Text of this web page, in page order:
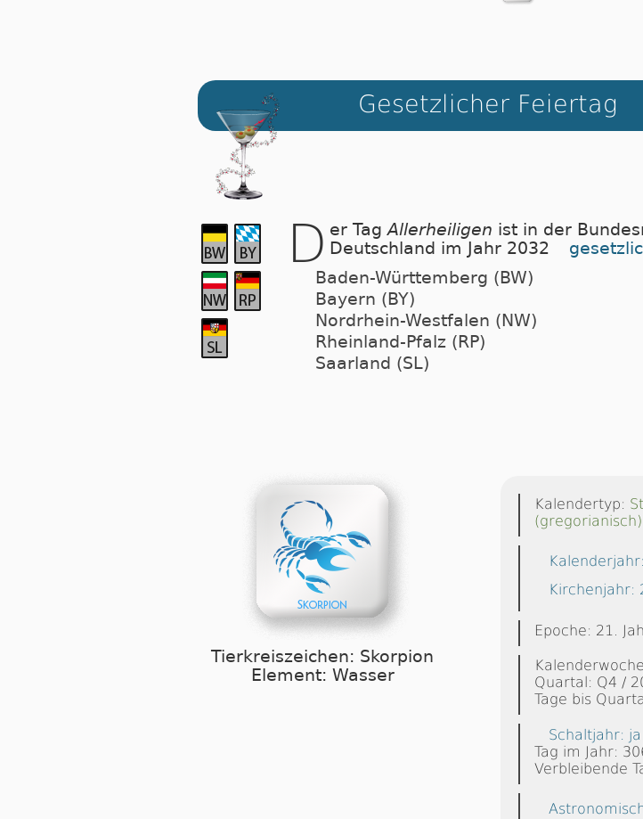
Gesetzlicher Feiertag
D er TagAllerheiligen ist in der
Deutsch­land im Jahr 2032
Baden-Württemberg (BW)
Bayern (BY)
Nordrhein-Westfalen (NW)
Rheinland-Pfalz (RP)
Saarland (SL)
Tierkreiszeichen: Skorpion
Element: Wasser
Kalendertyp:
(gregorianisch)
Kirchenjahr:
Epoche: 21.
Quartal: Q4 /
Tage bis
Schaltjahr: ja
Tag im Jahr:
Verbleibende